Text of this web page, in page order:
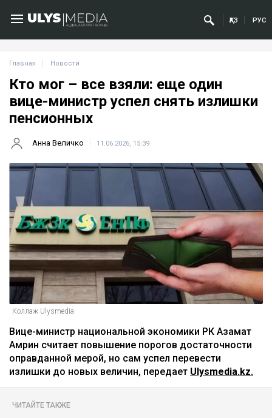
ҚАЗ РУС
Главная Новости
Кто мог – все взяли: еще один
вице-министр успел снять излишки
пенсионных
Анна Величко 11.06.2026, 15:39
Коллаж Ulysmedia
Вице-министр национальной экономики РК Азамат
Амрин считает повышение порогов достаточности
оправданной мерой, но сам успел перевести
излишки до новых величин, передает Ulysmedia.kz.
ЧИТАЙТЕ ТАКЖЕ